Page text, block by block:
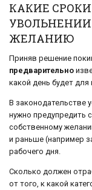
КАКИЕ
ЖЕЛАНИЮ
Приняв решение
предварительно
какой день будет
В законодательстве
нужно предупредить
собственному
и раньше (например
рабочего дня.
Сколько должен
от того, к какой